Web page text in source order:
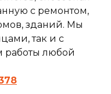
с ремонтом,
зданий. Мы
так и с
работы любой